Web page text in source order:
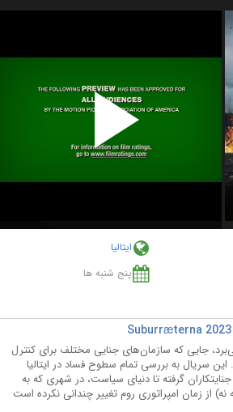
ایتالیا
پنج شنبه ها
جایی که سازمان‌های جنایی مختلف برای کنترل
سریال به بررسی تمام سطوح فساد در ایتالیا
گرفته تا دنیای سیاست، در شهری که به
از زمان امپراتوری روم تغییر چندانی نکرده است